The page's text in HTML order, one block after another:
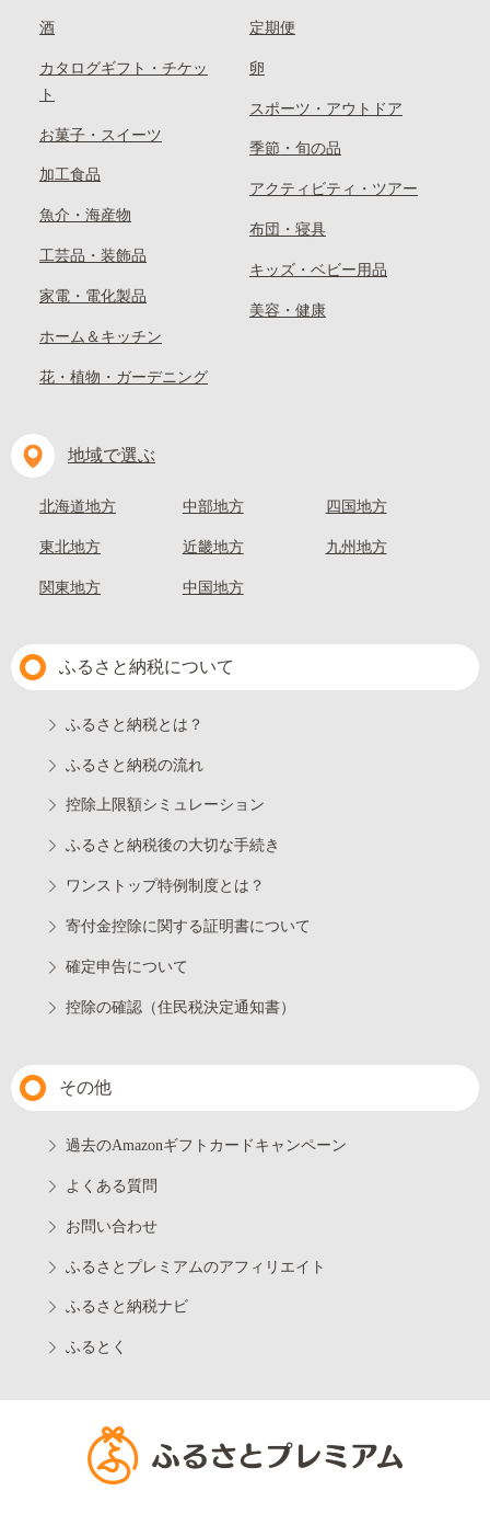
酒
カタログギフト・チケッ
ト
お菓子・スイーツ
加工食品
魚介・海産物
工芸品・装飾品
家電・電化製品
ホーム＆キッチン
花・植物・ガーデニング
定期便
卵
スポーツ・アウトドア
季節・旬の品
アクティビティ・ツアー
布団・寝具
キッズ・ベビー用品
美容・健康
地域で選ぶ
北海道地方
東北地方
関東地方
中部地方
近畿地方
中国地方
四国地方
九州地方
ふるさと納税について
ふるさと納税とは？
ふるさと納税の流れ
控除上限額シミュレーション
ふるさと納税後の大切な手続き
ワンストップ特例制度とは？
寄付金控除に関する証明書について
確定申告について
控除の確認（住民税決定通知書）
その他
過去のAmazonギフトカードキャンペーン
よくある質問
お問い合わせ
ふるさとプレミアムのアフィリエイト
ふるさと納税ナビ
ふるとく